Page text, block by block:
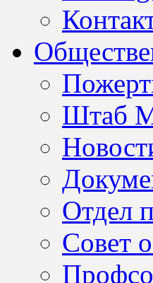
Штаб
Отдел
Совет